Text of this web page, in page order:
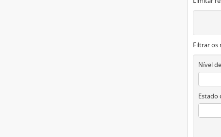
Filtrar os
Nível
Estado